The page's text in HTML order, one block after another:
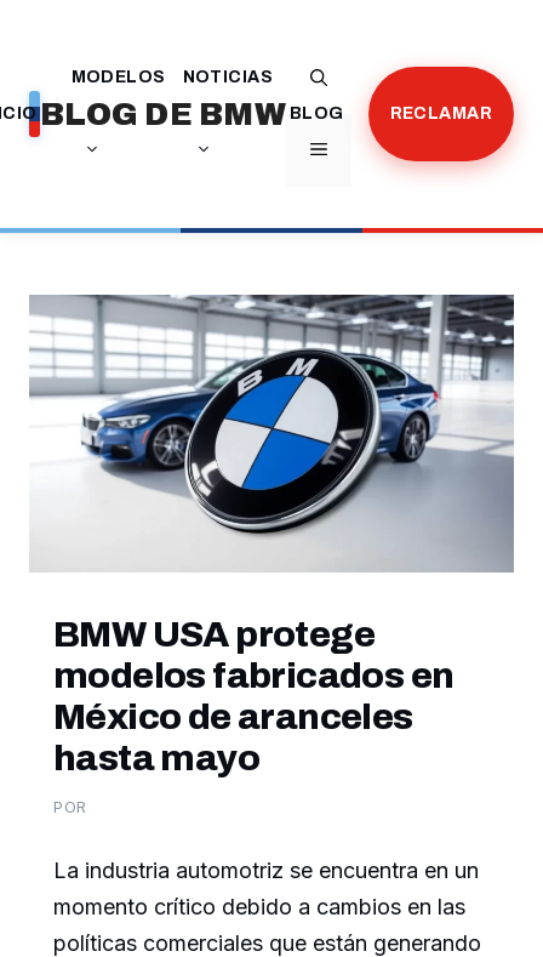
contenido
BLOG DE BMW
MENÚ
MODELOS
NOTICIAS
BLOG
RECLAMAR
BMW USA protege
modelos fabricados en
México de aranceles
hasta mayo
POR
La industria automotriz se encuentra en un
momento crítico debido a cambios en las
políticas comerciales que están generando